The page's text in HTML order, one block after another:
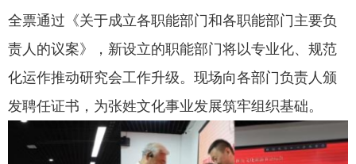
全票通过《关于成立各职能部门和各职能部门主要负
责人的议案》，新设立的职能部门将以专业化、规范
化运作推动研究会工作升级。现场向各部门负责人颁
发聘任证书，为张姓文化事业发展筑牢组织基础。